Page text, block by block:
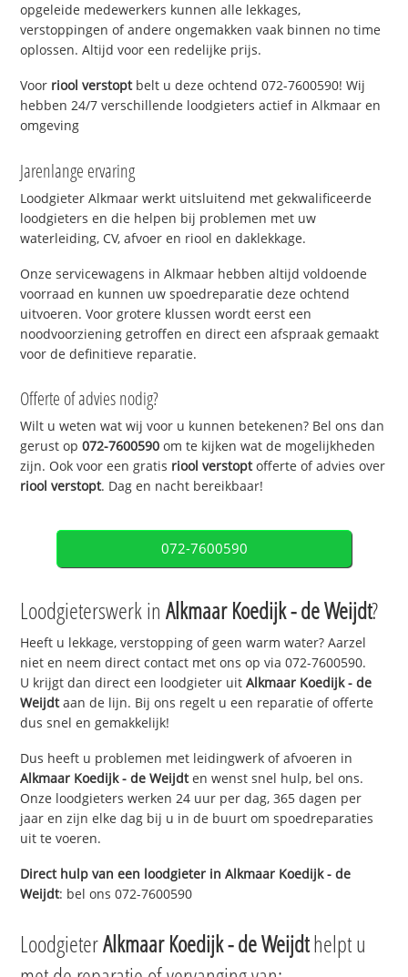
opgeleide medewerkers kunnen alle lekkages,
verstoppingen of andere ongemakken vaak binnen no time
oplossen. Altijd voor een redelijke prijs.
Voor riool verstoptbelt u deze ochtend 072-7600590! Wij
hebben 24/7 verschillende loodgieters actief in Alkmaar en
omgeving
Jarenlange ervaring
Loodgieter Alkmaar werkt uitsluitend met gekwalificeerde
loodgieters en die helpen bij problemen met uw
waterleiding, CV, afvoer en riool en daklekkage.
Onze servicewagens in Alkmaar hebben altijd voldoende
voorraad en kunnen uw spoedreparatie deze ochtend
uitvoeren. Voor grotere klussen wordt eerst een
noodvoorziening getroffen en direct een afspraak gemaakt
voor de definitieve reparatie.
Offerte of advies nodig?
Wilt u weten wat wij voor u kunnen betekenen? Bel ons dan
gerust op072-7600590 om te kijken wat de mogelijkheden
zijn. Ook voor een gratis riool verstoptofferte of advies over
riool verstopt. Dag en nacht bereikbaar!
072-7600590
Loodgieterswerk inAlkmaar Koedijk - de Weijdt?
Heeft u lekkage, verstopping of geen warm water? Aarzel
niet en neem direct contact met ons op via 072-7600590.
U krijgt dan direct een loodgieter uitAlkmaar Koedijk - de
Weijdtaan de lijn. Bij ons regelt u een reparatie of offerte
dus snel en gemakkelijk!
Dus heeft u problemen met leidingwerk of afvoeren in
Alkmaar Koedijk - de Weijdten wenst snel hulp, bel ons.
Onze loodgieters werken 24 uur per dag, 365 dagen per
jaar en zijn elke dag bij u in de buurt om spoedreparaties
uit te voeren.
Direct hulp van een loodgieter inAlkmaar Koedijk - de
Weijdt: bel ons 072-7600590
LoodgieterAlkmaar Koedijk - de Weijdthelpt u